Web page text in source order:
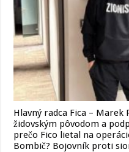
Hlavný radca Fica – Marek
židovským pôvodom a
prečo Fico lietal na
Bombič? Bojovník proti